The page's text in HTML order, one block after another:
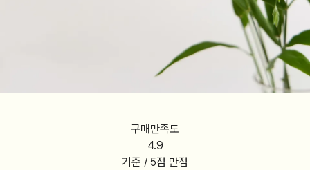
구매만족도
4.9
기준 / 5점 만점